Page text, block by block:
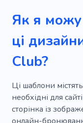
Діяльність
Урок
Зброя
Громада
Більярдна
Як я можу
ці
Club?
Ці шаблони
необхідні для
сторінка із
онлайн-